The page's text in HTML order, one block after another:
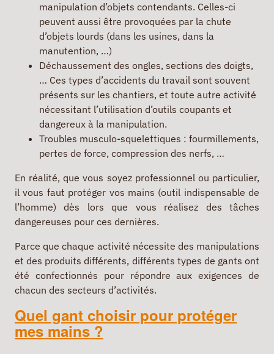
manipulation d’objets contendants. Celles-ci
peuvent aussi être provoquées par la chute
d’objets lourds (dans les usines, dans la
manutention, …)
Déchaussement des ongles, sections des doigts,
… Ces types d’accidents du travail sont souvent
présents sur les chantiers, et toute autre activité
nécessitant l’utilisation d’outils coupants et
dangereux à la manipulation.
Troubles musculo-squelettiques : fourmillements,
pertes de force, compression des nerfs, …
En réalité, que vous soyez professionnel ou particulier,
il vous faut protéger vos mains (outil indispensable de
l’homme) dès lors que vous réalisez des tâches
dangereuses pour ces dernières.
Parce que chaque activité nécessite des manipulations
et des produits différents, différents types de gants ont
été confectionnés pour répondre aux exigences de
chacun des secteurs d’activités.
Quel gant choisir pour protéger
mes mains ?